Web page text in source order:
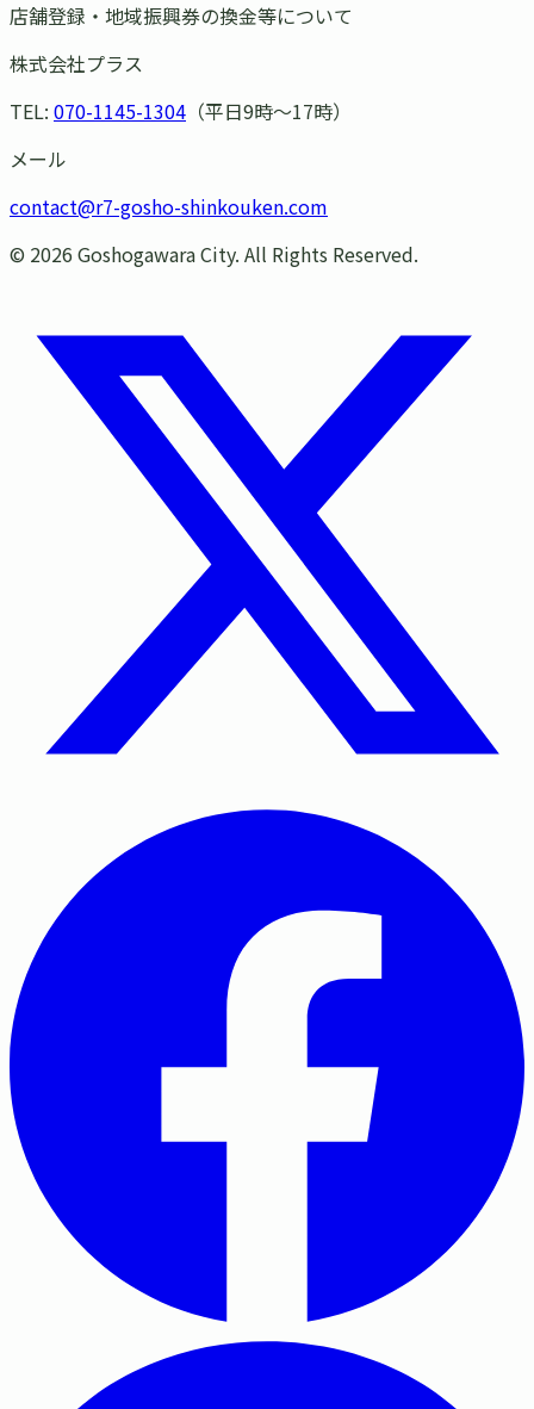
店舗登録・地域振興券の換金等について
株式会社プラス
TEL: 070-1145-1304 （平日9時〜17時）
メール
contact@r7-gosho-shinkouken.com
© 2026 Goshogawara City. All Rights Reserved.